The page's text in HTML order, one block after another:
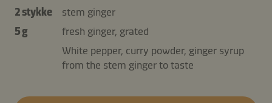
2 stykke
stem ginger
5 g
fresh ginger, grated
White pepper, curry powder, ginger syrup
from the stem ginger to taste